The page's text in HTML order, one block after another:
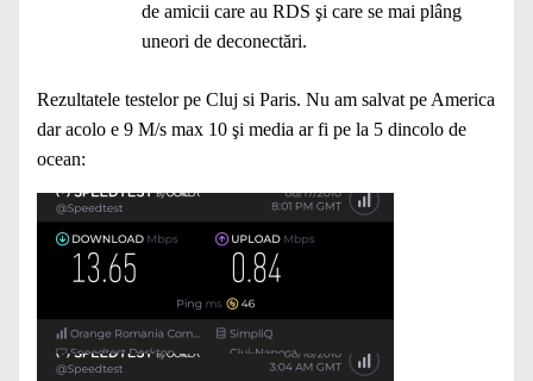
de amicii care au RDS şi care se mai plâng
uneori de deconectări.
Rezultatele testelor pe Cluj si Paris. Nu am salvat pe America
dar acolo e 9 M/s max 10 şi media ar fi pe la 5 dincolo de
ocean: